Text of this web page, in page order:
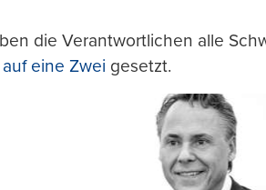
die Verantwortlichen alle
eine Zwei gesetzt.